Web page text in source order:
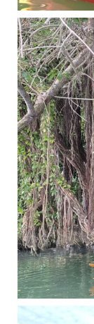
11月となり沖縄も寒くなってきましたが まだまだ沖縄は半袖です
この時期は、修学旅行
梅雨真っ只中の沖縄ですが 今日もカンカンに晴れてくれました！！
今日は満潮だっ